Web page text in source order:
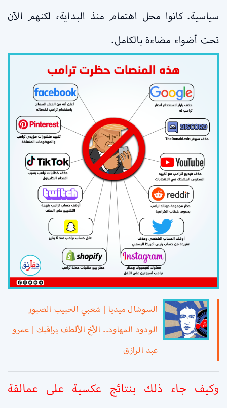
سياسية. كانوا محل اهتمام منذ البداية، لكنهم الآن
تحت أضواء مضاءة بالكامل.
السوشال ميديا | شعبي الحبيب الصبور
الودود المهاود.. الأخ الألطف يراقبك | عمرو
عبد الرازق
وكيف جاء ذلك بنتائج عكسية على عمالقة